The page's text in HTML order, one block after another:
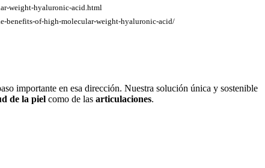
weight-hyaluronic-acid.html
benefits-of-high-molecular-weight-hyaluronic-acid/
importante en esa dirección. Nuestra solución única y sostenible
de la piel como de las articulaciones.